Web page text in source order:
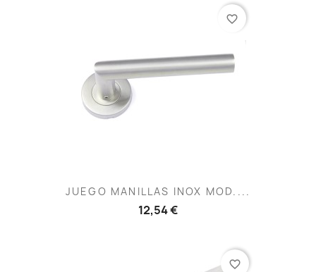
JUEGO MANILLAS INOX MOD....
12,54 €
favorite_border
favorite_border